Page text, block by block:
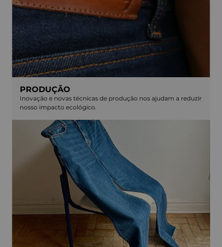
PRODUÇÃO
Inovação e novas técnicas de produção nos ajudam a reduzir
nosso impacto ecológico.